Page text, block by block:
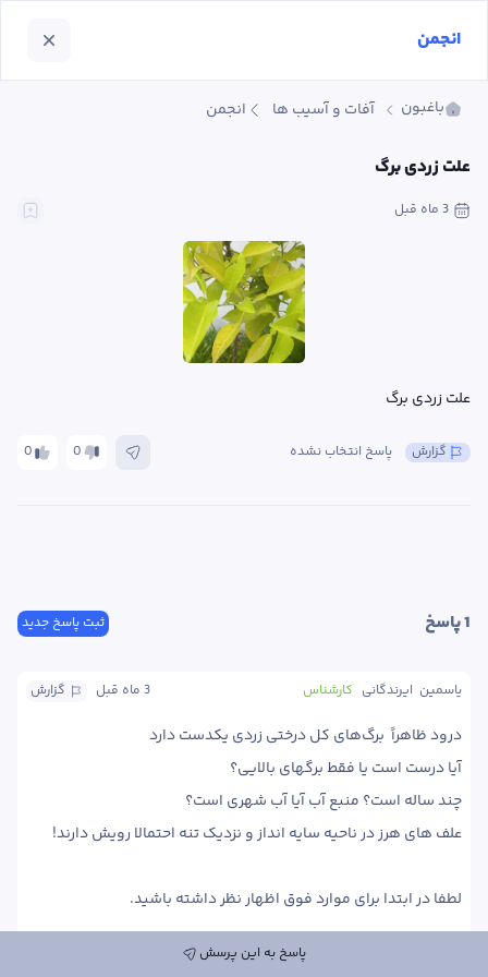
باغبون آفات و آسیب ها انجمن
علت زردی برگ
3 ماه قبل
علت زردی برگ
0 0 پاسخ انتخاب نشده گزارش
ثبت پاسخ جدید 1 پاسخ
گزارش 3 ماه قبل کارشناس یاسمین  ایرندگانی
لطفا در ابتدا برای موارد فوق اظهار نظر داشته باشید.
پاسخ به این پرسش
انجمن